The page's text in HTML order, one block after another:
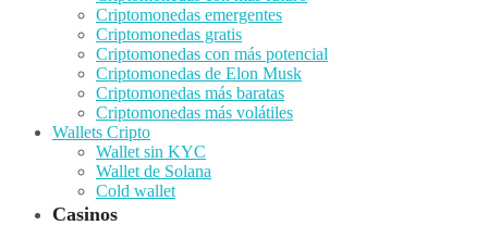
Criptomonedas emergentes
Criptomonedas gratis
Criptomonedas con más potencial
Criptomonedas de Elon Musk
Criptomonedas más baratas
Criptomonedas más volátiles
Wallets Cripto
Wallet sin KYC
Wallet de Solana
Cold wallet
Casinos